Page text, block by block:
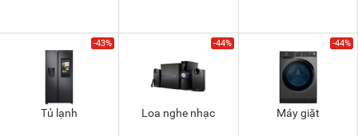
-43%
Tủ lạnh
-44%
Loa nghe nhạc
-44%
Máy giặt